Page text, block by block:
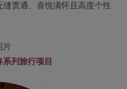
贯通、喜悦满怀且高度个性
片
系列旅行项目